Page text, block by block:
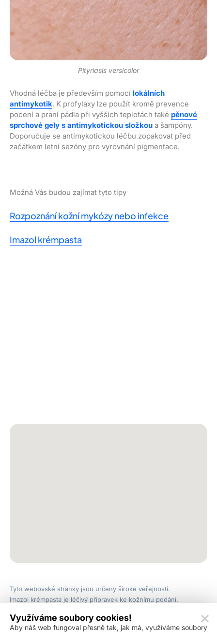
Pityriasis versicolor
Vhodná léčba je především pomocí lokálních
antimykotik. K profylaxy lze použít kromě prevence
pocení a praní pádla při vyšších teplotách také pěnové
sprchové gely s antimykotickou složkou a šampóny.
Doporučuje se antimykotickou léčbu zopakovat před
začátkem letní sezóny pro vyrovnání pigmentace.
Možná Vás budou zajímat tyto tipy
Rozpoznání kožní mykózy nebo infekce
Imazol krémpasta
Tyto webovské stránky jsou určeny široké veřejnosti.
Imazol krémpasta je léčivý přípravek ke kožnímu podání.
zdravotního pojištění. Imazol Plus je léčivý přípravek ke kožnímu
Využíváme soubory cookies!
Aby náš web fungoval přesně tak, jak má, využíváme soubory